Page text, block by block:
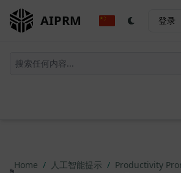
AIPRM 登录
Home / 人工智能提示 / Productivity